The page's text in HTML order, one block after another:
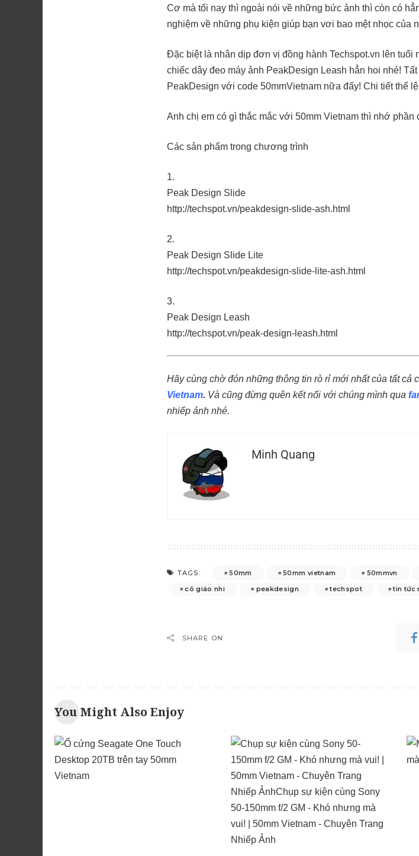
Cơ mà tối nay thì ngoài nói về những bức ảnh thì còn có
nghiệm về những phụ kiện giúp bạn vơi bao mệt nhọc của
Đặc biệt là nhân dịp đơn vị đồng hành Techspot.vn lên tuổi
chiếc dây đeo máy ảnh PeakDesign Leash hẳn hoi nhé!
PeakDesign với code 50mmVietnam nữa đấy! Chi tiết thể
Anh chị em có gì thắc mắc với 50mm Vietnam thì nhớ phần
Các sản phẩm trong chương trình
Peak Design Slide
http://techspot.vn/peakdesign-slide-ash.html
Peak Design Slide Lite
http://techspot.vn/peakdesign-slide-lite-ash.html
Peak Design Leash
http://techspot.vn/peak-design-leash.html
Hãy cùng chờ đón những thông tin rò rỉ mới nhất của tất cả
Vietnam. Và cũng đừng quên kết nối với chúng mình qua
nhiếp ảnh nhé.
Minh Quang
TAGS: 50mm 50mm vietnam 50mmvn
cô giáo nhi
peakdesign techspot tin tức
SHARE ON
You Might Also Enjoy